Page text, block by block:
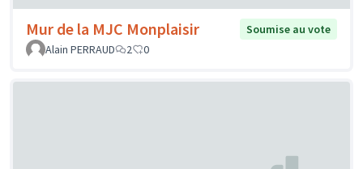
Mur de la MJC Monplaisir
Soumise au vote
Alain PERRAUD
2 0